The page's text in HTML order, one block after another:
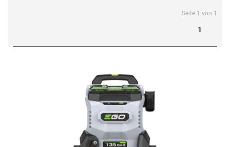
Seite 1 von 1
1